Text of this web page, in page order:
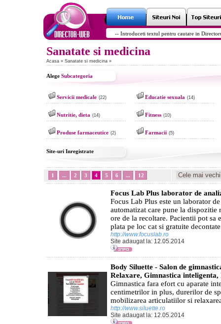
Sanatate si medicina
Acasa» Sanatate si medicina »
Alege Subcategoria
Servicii medicale (22) Educatie sexuala (14)
Nutritie, dieta (14) Fitness (10)
Produse farmaceutice (2) Farmacii (5)
Site-uri Inregistrate
1 ... 2 3 4 5 6 ... 12
Focus Lab Plus laborator de
Focus Lab Plus este un laborator
automatizat care pune la dispozitie
ore de la recoltare. Pacientii pot sa
plata pe loc cat si gratuite
http://www.focuslab.ro
Site adaugat la: 12.05.2014
Body Siluette - Salon de
Relaxare, Gimnastica
Gimnastica fara efort cu aparate
centimetrilor in plus, durerilor de
mobilizarea articulatiilor si
http://www.siluette.ro
Site adaugat la: 12.05.2014